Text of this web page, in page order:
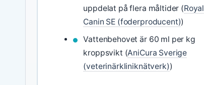
uppdelat på flera måltider (Royal
Canin SE (foderproducent))
Vattenbehovet är 60 ml per kg
kroppsvikt (AniCura Sverige
(veterinärkliniknätverk))